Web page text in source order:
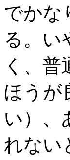
でかな
る。い
く、
ほうが
い）、
れない